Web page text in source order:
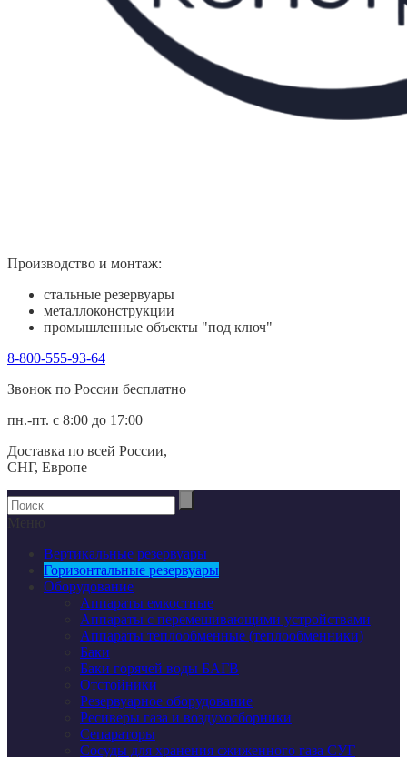
Производство и монтаж:
стальные резервуары
металлоконструкции
промышленные объекты "под ключ"
8-800-555-93-64
Звонок по России беcплатно
пн.-пт. с 8:00 до 17:00
Доставка по всей России,
СНГ, Европе
Вертикальные резервуары
Горизонтальные резервуары
Оборудование
Аппараты емкостные
Аппараты с перемешивающими устройствами
Аппараты теплообменные (теплообменники)
Баки
Баки горячей воды БАГВ
Отстойники
Резервуарное оборудование
Ресиверы газа и воздухосборники
Сепараторы
Сосуды для хранения сжиженного газа СУГ